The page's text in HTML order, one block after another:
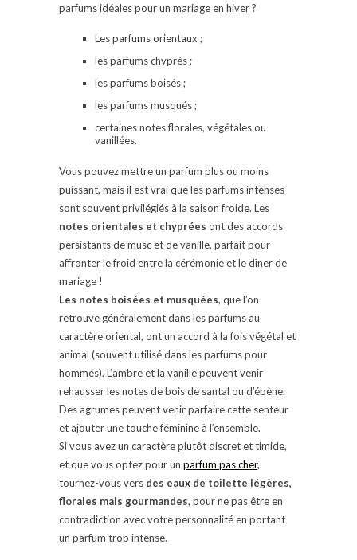
parfums idéales pour un mariage en hiver ?
Les parfums orientaux ;
les parfums chyprés ;
les parfums boisés ;
les parfums musqués ;
certaines notes florales, végétales ou
vanillées.
Vous pouvez mettre un parfum plus ou moins
puissant, mais il est vrai que les parfums intenses
sont souvent privilégiés à la saison froide. Les
notes orientales et chyprées ont des accords
persistants de musc et de vanille, parfait pour
affronter le froid entre la cérémonie et le dîner de
mariage !
Les notes boisées et musquées, que l’on
retrouve généralement dans les parfums au
caractère oriental, ont un accord à la fois végétal et
animal (souvent utilisé dans les parfums pour
hommes). L’ambre et la vanille peuvent venir
rehausser les notes de bois de santal ou d’ébène.
Des agrumes peuvent venir parfaire cette senteur
et ajouter une touche féminine à l’ensemble.
Si vous avez un caractère plutôt discret et timide,
et que vous optez pour un parfum pas cher,
tournez-vous vers des eaux de toilette légères,
florales mais gourmandes, pour ne pas être en
contradiction avec votre personnalité en portant
un parfum trop intense.